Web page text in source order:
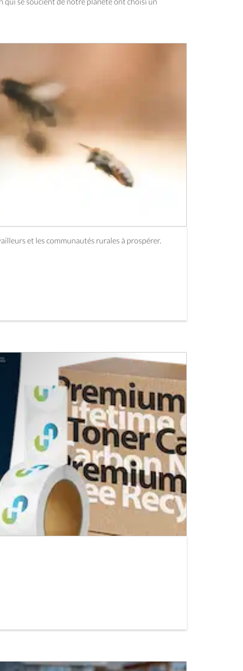
et les communautés rurales à prospérer.